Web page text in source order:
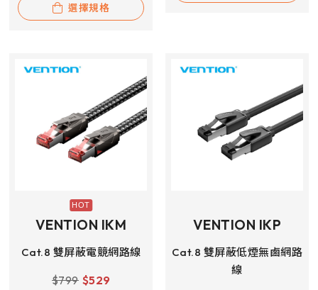
選擇規格
VENTION IKM
Cat.8 雙屏蔽電競網路線
$799 $529
VENTION IKP
Cat.8 雙屏蔽低煙無鹵網路
線